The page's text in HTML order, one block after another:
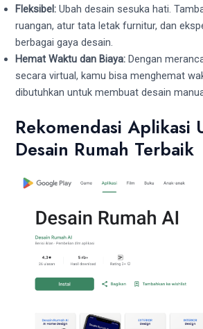
Fleksibel: Ubah desain sesuka hati.
ruangan, atur tata letak furnitur, dan
berbagai gaya desain.
Hemat Waktu dan Biaya: Dengan
secara virtual, kamu bisa menghemat
dibutuhkan untuk membuat desain
Rekomendasi Aplikasi
Desain Rumah Terbaik